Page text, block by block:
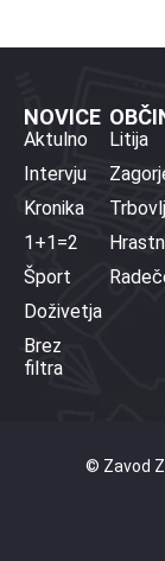
NOVICE
Aktulno
Intervju
Kronika
1+1=2
Šport
Doživetja
Brez
filtra
Litija
© Zavod